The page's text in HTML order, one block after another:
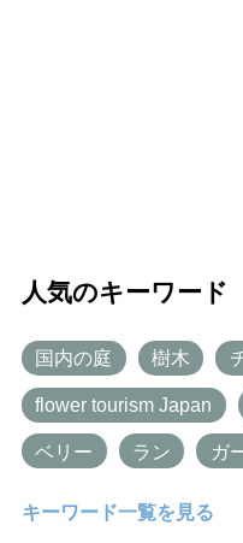
人気のキーワード
国内の庭 樹木
flower tourism Japan
ベリー ラン ガ
キーワード一覧を見る